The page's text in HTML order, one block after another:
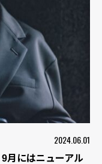
2024.06.01
月にはニューアル